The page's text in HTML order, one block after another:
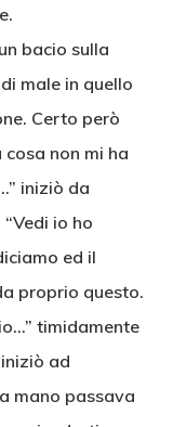
bacio sulla
male in quello
Certo però
non mi ha
iniziò da
io ho
ed il
proprio questo.
timidamente
ad
mano passava